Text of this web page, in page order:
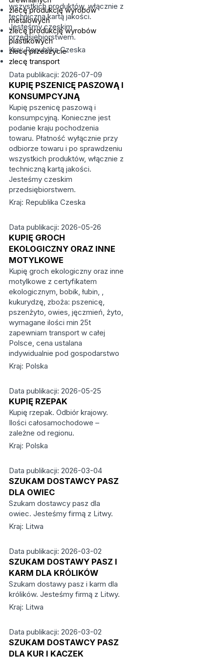
zlecę produkcję wyrobów
metalowych
zlecę produkcję wyrobów
plastikowych
zlecę przeszycie
zlecę transport
wszystkich produktów, włącznie z
techniczną kartą jakości.
Jesteśmy czeskim
przedsiębiorstwem.
Kraj: Republika Czeska
Data publikacji: 2026-07-09
KUPIĘ PSZENICĘ PASZOWĄ I
KONSUMPCYJNĄ
Kupię pszenicę paszową i
konsumpcyjną. Konieczne jest
podanie kraju pochodzenia
towaru. Płatność wyłącznie przy
odbiorze towaru i po sprawdzeniu
wszystkich produktów, włącznie z
techniczną kartą jakości.
Jesteśmy czeskim
przedsiębiorstwem.
Kraj: Republika Czeska
Data publikacji: 2026-05-26
KUPIĘ GROCH
EKOLOGICZNY ORAZ INNE
MOTYLKOWE
Kupię groch ekologiczny oraz inne
motylkowe z certyfikatem
ekologicznym, bobik, łubin, ,
kukurydzę, zboża: pszenicę,
pszenżyto, owies, jęczmień, żyto,
wymagane ilości min 25t
zapewniam transport w całej
Polsce, cena ustalana
indywidualnie pod gospodarstwo
Kraj: Polska
Data publikacji: 2026-05-25
KUPIĘ RZEPAK
Kupię rzepak. Odbiór krajowy.
Ilości całosamochodowe –
zależne od regionu.
Kraj: Polska
Data publikacji: 2026-03-04
SZUKAM DOSTAWCY PASZ
DLA OWIEC
Szukam dostawcy pasz dla
owiec. Jesteśmy firmą z Litwy.
Kraj: Litwa
Data publikacji: 2026-03-02
SZUKAM DOSTAWY PASZ I
KARM DLA KRÓLIKÓW
Szukam dostawy pasz i karm dla
królików. Jesteśmy firmą z Litwy.
Kraj: Litwa
Data publikacji: 2026-03-02
SZUKAM DOSTAWCY PASZ
DLA KUR I KACZEK